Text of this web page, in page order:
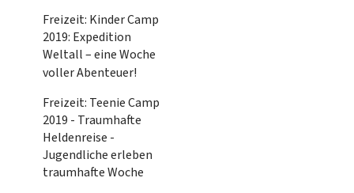
Freizeit: Kinder Camp
2019: Expedition
Weltall – eine Woche
voller Abenteuer!
Freizeit: Teenie Camp
2019 - Traumhafte
Heldenreise -
Jugendliche erleben
traumhafte Woche